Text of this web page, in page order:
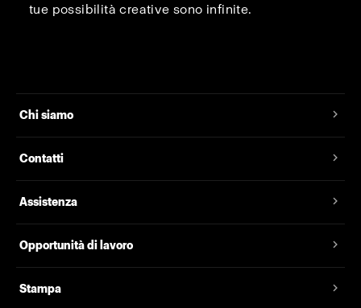
tue possibilità creative sono infinite.
Chi siamo
Contatti
Assistenza
Opportunità di lavoro
Stampa